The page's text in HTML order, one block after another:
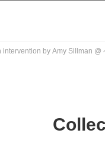
intervention by Amy Sillman @